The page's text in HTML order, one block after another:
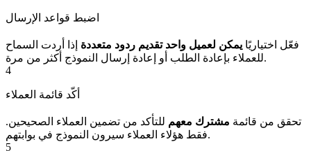
اضبط قواعد الإرسال
فعّل اختياريًا يمكن لعميل واحد تقديم ردود متعددة إذا أردت السماح
للعملاء بإعادة الطلب أو إعادة إرسال النموذج أكثر من مرة.
4
أكّد قائمة العملاء
تحقق من قائمة مشترك معهم للتأكد من تضمين العملاء الصحيحين.
فقط هؤلاء العملاء سيرون النموذج في بوابتهم.
5